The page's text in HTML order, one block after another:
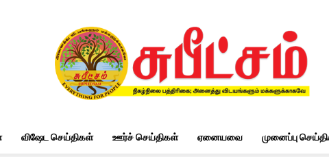
விஷேட செய்திகள் ஊர்ச் செய்திகள் ஏனையவை முனைப்பு